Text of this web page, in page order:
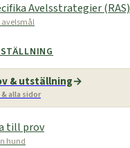
Avelsstrategier (RAS)
avelsmål
& utställning
alla sidor
till prov
hund